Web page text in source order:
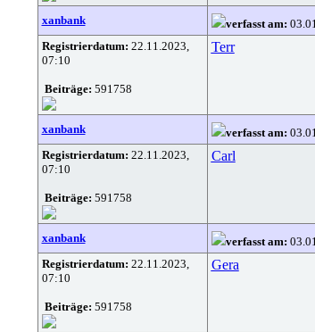
xanbank verfasst am:
Registrierdatum: 22.11.2023,
07:10
Beiträge: 591758
Terr
xanbank verfasst am:
Registrierdatum: 22.11.2023,
07:10
Beiträge: 591758
Carl
xanbank verfasst am:
Registrierdatum: 22.11.2023,
07:10
Beiträge: 591758
Gera